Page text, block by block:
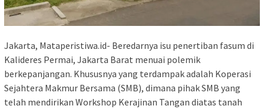
Jakarta, Mataperistiwa.id- Beredarnya isu penertiban fasum di
Kalideres Permai, Jakarta Barat menuai polemik
berkepanjangan. Khususnya yang terdampak adalah Koperasi
Sejahtera Makmur Bersama (SMB), dimana pihak SMB yang
telah mendirikan Workshop Kerajinan Tangan diatas tanah